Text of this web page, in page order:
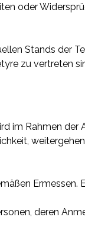
oder
Stands der
zu vertreten
im Rahmen
Ermessen.
deren